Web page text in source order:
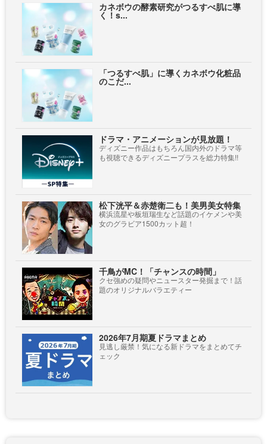
カネボウの酵素研究がつるすべ肌に導
く！s...
「つるすべ肌」に導くカネボウ化粧品
のこだ...
ドラマ・アニメーションが見放題！
ディズニー作品はもちろん国内外のドラマ等
も視聴できるディズニープラスを総力特集!!
松下洸平＆赤楚衛二も！美男美女特集
横浜流星や板垣瑞生など話題のイケメンや美
女のグラビア1500カット超！
千鳥がMC！「チャンスの時間」
クセ強めの疑問やニュースター発掘まで！話
題のオリジナルバラエティー
2026年7月期夏ドラマまとめ
見逃し厳禁！気になる新ドラマをまとめてチ
ェック